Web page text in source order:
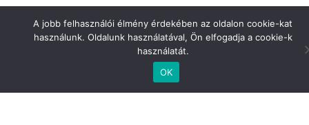
A jobb felhasználói élmény érdekében az oldalon cookie-kat
használunk. Oldalunk használatával, Ön elfogadja a cookie-k
használatát.
OK